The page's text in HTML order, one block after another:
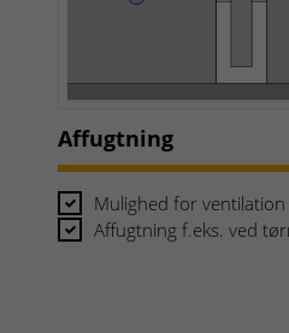
Affugtning
Mulighed for ventilation
Affugtning f.eks. ved